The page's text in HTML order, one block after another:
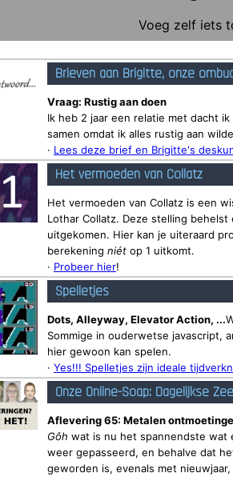
Voeg zelf iets
Brieven aan Brigitte, onze
Vraag: Rustig aan doen
Ik heb 2 jaar een relatie met dacht
samen omdat ik alles rustig aan
· Lees deze brief en Brigitte's
Het vermoeden van Collatz
Het vermoeden van Collatz is een
Lothar Collatz. Deze stelling
uitgekomen. Hier kan je uiteraard
berekening niét op 1 uitkomt.
· Probeer hier!
Spelletjes
Dots, Alleyway, Elevator Action, ...
Sommige in ouderwetse javascript,
hier gewoon kan spelen.
· Yes!!! Spelletjes zijn ideale
Onze Online-Soap: Dagelijkse
Aflevering 65: Metalen
Gôh wat is nu het spannendste wat
weer gepasseerd, en behalve dat
geworden is, evenals met